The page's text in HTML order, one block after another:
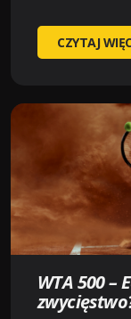
BLAST
PREMIER:
FINALS
SPRAWDŹ
TERMINARZ
EKSPERTÓW!
CZYTAJ
WTA 500 –